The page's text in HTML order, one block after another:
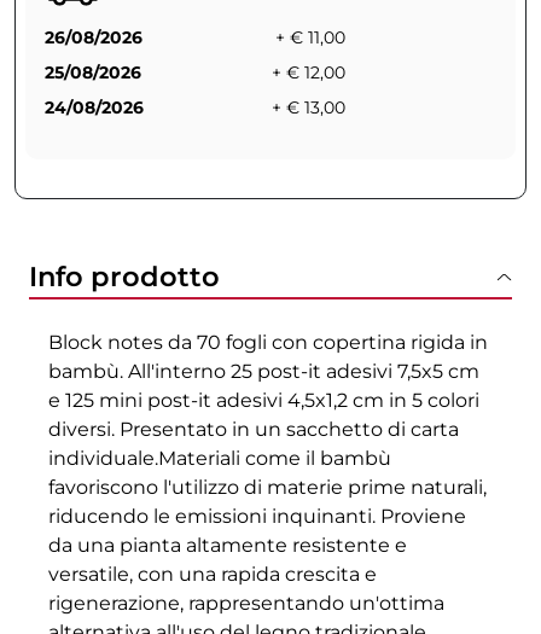
26/08/2026
+ € 11,00
25/08/2026
+ € 12,00
24/08/2026
+ € 13,00
Info prodotto
Block notes da 70 fogli con copertina rigida in
bambù. All'interno 25 post-it adesivi 7,5x5 cm
e 125 mini post-it adesivi 4,5x1,2 cm in 5 colori
diversi. Presentato in un sacchetto di carta
individuale.Materiali come il bambù
favoriscono l'utilizzo di materie prime naturali,
riducendo le emissioni inquinanti. Proviene
da una pianta altamente resistente e
versatile, con una rapida crescita e
rigenerazione, rappresentando un'ottima